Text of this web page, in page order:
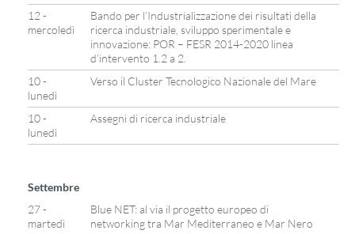
12 -
mercoledì
Bando per l’Industrializzazione dei risultati della
ricerca industriale, sviluppo sperimentale e
innovazione: POR – FESR 2014-2020 linea
d’intervento 1.2 a 2.
10 -
lunedì
Verso il Cluster Tecnologico Nazionale del Mare
10 -
lunedì
Assegni di ricerca industriale
Settembre
27 -
martedì
Blue NET: al via il progetto europeo di
networking tra Mar Mediterraneo e Mar Nero